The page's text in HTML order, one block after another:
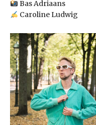
Bas Adriaans
Caroline Ludwig